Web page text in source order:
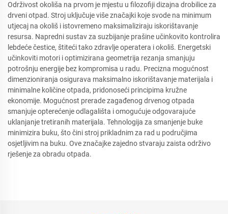
Održivost okoliša na prvom je mjestu u filozofiji dizajna drobilice za
drveni otpad. Stroj uključuje više značajki koje svode na minimum
utjecaj na okoliš i istovremeno maksimaliziraju iskorištavanje
resursa. Napredni sustav za suzbijanje prašine učinkovito kontrolira
lebdeće čestice, štiteći tako zdravlje operatera i okoliš. Energetski
učinkoviti motori i optimizirana geometrija rezanja smanjuju
potrošnju energije bez kompromisa u radu. Precizna mogućnost
dimenzioniranja osigurava maksimalno iskorištavanje materijala i
minimalne količine otpada, pridonoseći principima kružne
ekonomije. Mogućnost prerade zagađenog drvenog otpada
smanjuje opterećenje odlagališta i omogućuje odgovarajuće
uklanjanje tretiranih materijala. Tehnologija za smanjenje buke
minimizira buku, što čini stroj prikladnim za rad u područjima
osjetljivim na buku. Ove značajke zajedno stvaraju zaista održivo
rješenje za obradu otpada.